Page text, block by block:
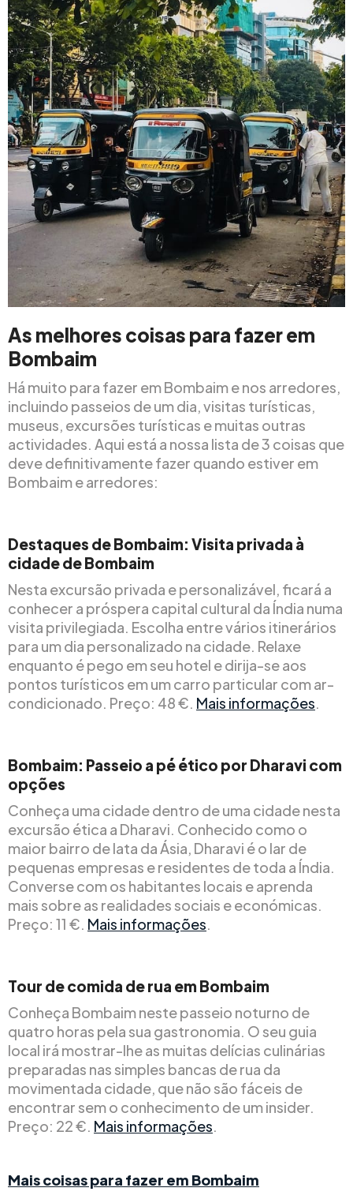
As melhores coisas para fazer em
Bombaim
Há muito para fazer em Bombaim e nos arredores,
incluindo passeios de um dia, visitas turísticas,
museus, excursões turísticas e muitas outras
actividades. Aqui está a nossa lista de 3 coisas que
deve definitivamente fazer quando estiver em
Bombaim e arredores:
Destaques de Bombaim: Visita privada à
cidade de Bombaim
Nesta excursão privada e personalizável, ficará a
conhecer a próspera capital cultural da Índia numa
visita privilegiada. Escolha entre vários itinerários
para um dia personalizado na cidade. Relaxe
enquanto é pego em seu hotel e dirija-se aos
pontos turísticos em um carro particular com ar-
condicionado. Preço: 48 €. Mais informações.
Bombaim: Passeio a pé ético por Dharavi com
opções
Conheça uma cidade dentro de uma cidade nesta
excursão ética a Dharavi. Conhecido como o
maior bairro de lata da Ásia, Dharavi é o lar de
pequenas empresas e residentes de toda a Índia.
Converse com os habitantes locais e aprenda
mais sobre as realidades sociais e económicas.
Preço: 11 €. Mais informações.
Tour de comida de rua em Bombaim
Conheça Bombaim neste passeio noturno de
quatro horas pela sua gastronomia. O seu guia
local irá mostrar-lhe as muitas delícias culinárias
preparadas nas simples bancas de rua da
movimentada cidade, que não são fáceis de
encontrar sem o conhecimento de um insider.
Preço: 22 €. Mais informações.
Mais coisas para fazer em Bombaim